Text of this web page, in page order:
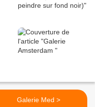
Galerie Med >